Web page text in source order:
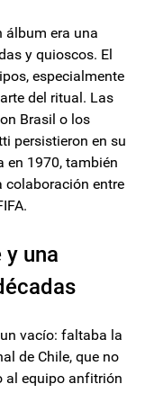
álbum era una
y quioscos. El
especialmente
del ritual. Las
Brasil o los
persistieron en su
en 1970, también
colaboración entre
una
vacío: faltaba la
de Chile, que no
al equipo anfitrión